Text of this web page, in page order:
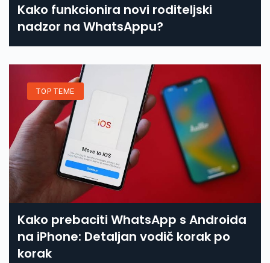
Kako funkcionira novi roditeljski
nadzor na WhatsAppu?
TOP TEME
Kako prebaciti WhatsApp s Androida
na iPhone: Detaljan vodič korak po
korak